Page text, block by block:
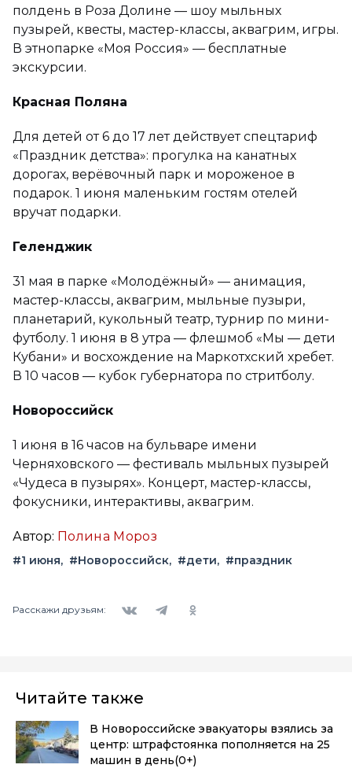
полдень в Роза Долине — шоу мыльных
пузырей, квесты, мастер-классы, аквагрим, игры.
В этнопарке «Моя Россия» — бесплатные
экскурсии.
Красная Поляна
Для детей от 6 до 17 лет действует спецтариф
«Праздник детства»: прогулка на канатных
дорогах, верёвочный парк и мороженое в
подарок. 1 июня маленьким гостям отелей
вручат подарки.
Геленджик
31 мая в парке «Молодёжный» — анимация,
мастер-классы, аквагрим, мыльные пузыри,
планетарий, кукольный театр, турнир по мини-
футболу. 1 июня в 8 утра — флешмоб «Мы — дети
Кубани» и восхождение на Маркотхский хребет.
В 10 часов — кубок губернатора по стритболу.
Новороссийск
1 июня в 16 часов на бульваре имени
Черняховского — фестиваль мыльных пузырей
«Чудеса в пузырях». Концерт, мастер-классы,
фокусники, интерактивы, аквагрим.
Автор: Полина Мороз
#1 июня #Новороссийск #дети #праздник
Расскажи друзьям:
Читайте также
В Новороссийске эвакуаторы взялись за
центр: штрафстоянка пополняется на 25
машин в день(0+)